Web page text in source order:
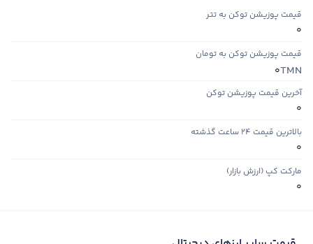
قیمت پوزیشن توکن به تتر
0
قیمت پوزیشن توکن به تومان
TMN
0
آخرین قیمت پوزیشن توکن
0
بالاترین قیمت ۲۴ ساعت گذشته
0
مارکت کپ (ارزش بازار)
0